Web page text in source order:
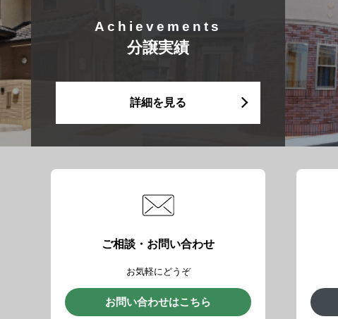
Achievements
分譲実績
詳細を見る
ご相談・お問い合わせ
お気軽にどうぞ
お問い合わせはこちら